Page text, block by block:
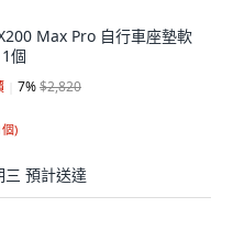
Max Pro 自行車座墊軟
個
7%$2,820
)
三 預計送達